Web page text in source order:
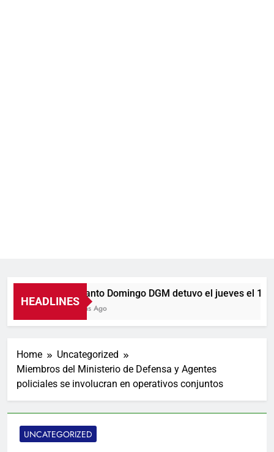
HEADLINES
En Santo Domingo DGM detuvo el jueves el
3 Horas Ago
Home
Uncategorized
Miembros del Ministerio de Defensa y Agentes
policiales se involucran en operativos conjuntos
UNCATEGORIZED